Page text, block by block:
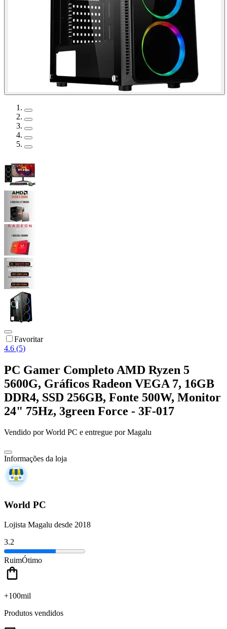
Favoritar
4.6 (5)
PC Gamer Completo AMD Ryzen 5
5600G, Gráficos Radeon VEGA 7, 16GB
DDR4, SSD 256GB, Fonte 500W, Monitor
24" 75Hz, 3green Force - 3F-017
Vendido porWorld PC e entregue por Magalu
Informações da loja
World PC
Lojista Magalu desde 2018
3.2
RuimÓtimo
+100mil
Produtos vendidos